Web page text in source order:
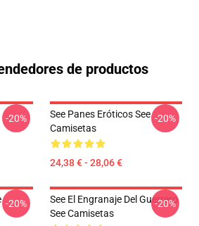
de productos
-20%
See Panes Eróticos See
Camisetas
24,38 € - 28,06 €
-20%
-20%
See El Engranaje Del Guerrero
See Camisetas
-20%